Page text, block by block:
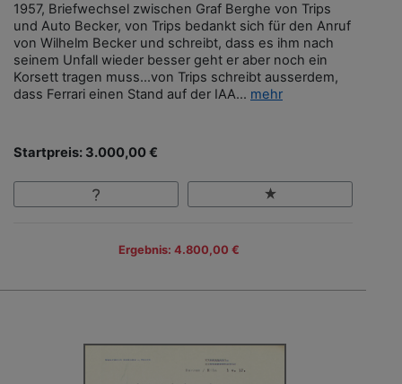
1957, Briefwechsel zwischen Graf Berghe von Trips
und Auto Becker, von Trips bedankt sich für den Anruf
von Wilhelm Becker und schreibt, dass es ihm nach
seinem Unfall wieder besser geht er aber noch ein
Korsett tragen muss...von Trips schreibt ausserdem,
dass Ferrari einen Stand auf der IAA... mehr
Startpreis: 3.000,00 €
Ergebnis: 4.800,00 €